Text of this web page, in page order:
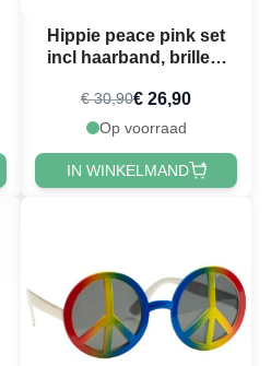
Hippie peace pink set
incl haarband, brillen,
€ 30,90€ 26,90
Op voorraad
IN WINKELMAND